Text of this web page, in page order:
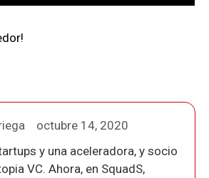
octubre 14, 2020
y una aceleradora, y socio
VC. Ahora, en SquadS,